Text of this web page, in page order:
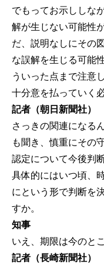
でもってお示ししな
解が生じない可能性
だ、説明なしにその
な誤解を生じる可能
ういった点まで注意
十分意を払っていく
記者（朝日新聞社）
さっきの関連になる
も聞き、慎重にその
認定について今後判
具体的にはいつ頃、
にという形で判断を
すか。
知事
いえ、期限は今のと
記者（長崎新聞社）